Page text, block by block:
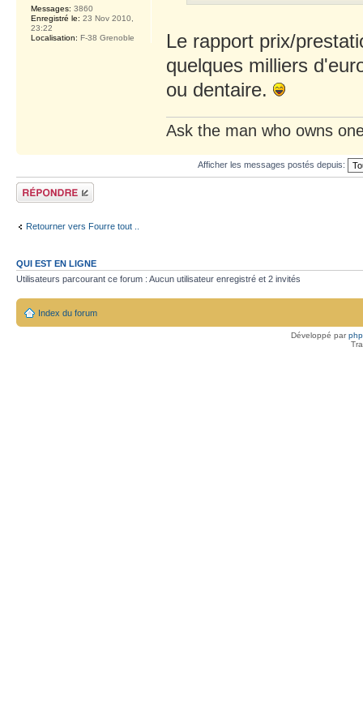
Le rapport prix/
quelques milliers
ou dentaire.
Ask the man who owns
Messages: 3860
Enregistré le: 23 Nov 2010,
23:22
Localisation: F-38 Grenoble
Afficher les messages postés depuis:
Répondre
Retourner vers Fourre tout ..
QUI EST EN LIGNE
Utilisateurs parcourant ce forum : Aucun utilisateur enregistré et 2 invités
Index du forum
Développé par